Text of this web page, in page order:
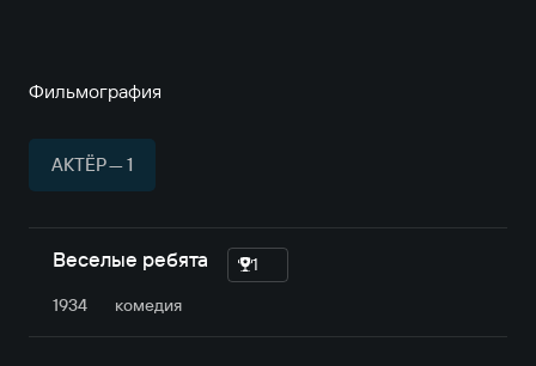
Фильмография
АКТЁР — 1
Веселые ребята
1
1934
комедия